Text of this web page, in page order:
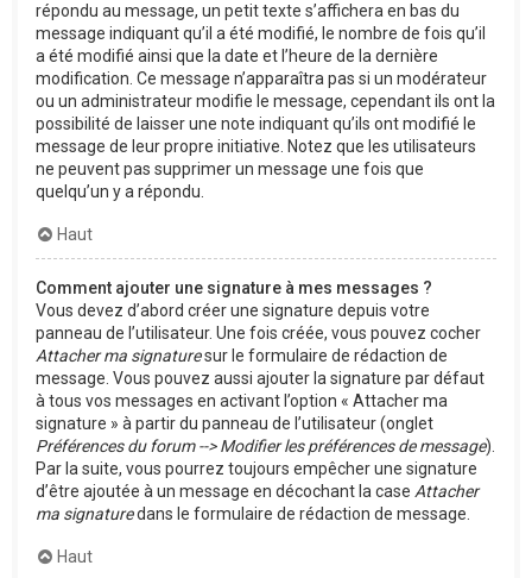
répondu au message, un petit texte s’affichera en bas du
message indiquant qu’il a été modifié, le nombre de fois qu’il
a été modifié ainsi que la date et l’heure de la dernière
modification. Ce message n’apparaîtra pas si un modérateur
ou un administrateur modifie le message, cependant ils ont la
possibilité de laisser une note indiquant qu’ils ont modifié le
message de leur propre initiative. Notez que les utilisateurs
ne peuvent pas supprimer un message une fois que
quelqu’un y a répondu.
Haut
Comment ajouter une signature à mes messages ?
Vous devez d’abord créer une signature depuis votre
panneau de l’utilisateur. Une fois créée, vous pouvez cocher
Attacher ma signaturesur le formulaire de rédaction de
message. Vous pouvez aussi ajouter la signature par défaut
à tous vos messages en activant l’option « Attacher ma
signature » à partir du panneau de l’utilisateur (onglet
Préférences du forum --> Modifier les préférences de message).
Par la suite, vous pourrez toujours empêcher une signature
d’être ajoutée à un message en décochant la case Attacher
ma signaturedans le formulaire de rédaction de message.
Haut